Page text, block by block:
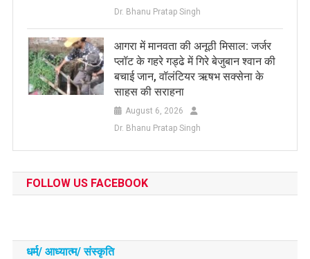
Dr. Bhanu Pratap Singh
आगरा में मानवता की अनूठी मिसाल: जर्जर
प्लॉट के गहरे गड्ढे में गिरे बेजुबान श्वान की
बचाई जान, वॉलंटियर ऋषभ सक्सेना के
साहस की सराहना
August 6, 2026
Dr. Bhanu Pratap Singh
FOLLOW US FACEBOOK
धर्म/ आध्‍यात्‍म/ संस्‍कृति